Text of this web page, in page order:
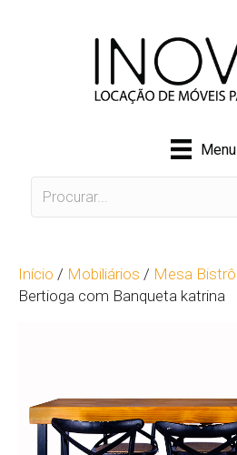
Menu
Início / Mobiliários / Mesa Bistrô
Bertioga com Banqueta katrina